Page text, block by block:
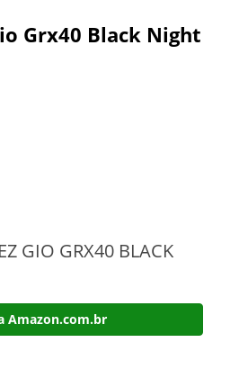
Grx40 Black Night
GIO GRX40 BLACK
Amazon.com.br